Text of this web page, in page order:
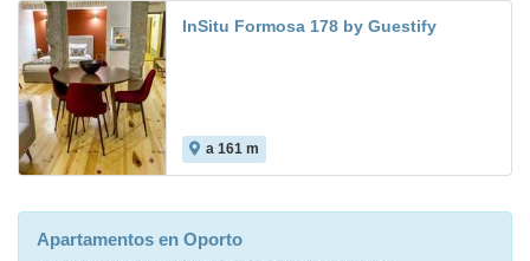
InSitu Formosa 178 by Guestify
a 161 m
Apartamentos en Oporto